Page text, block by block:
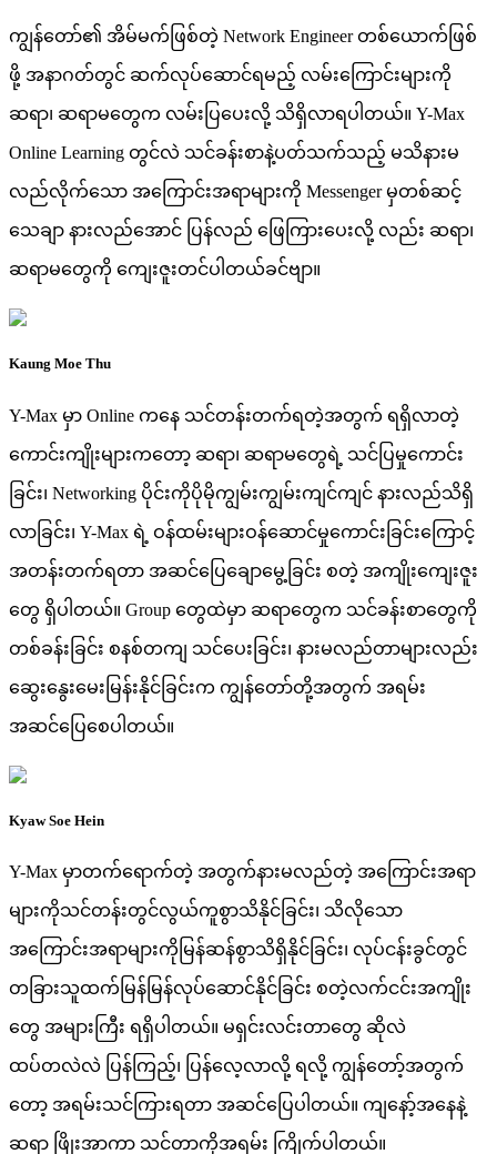
ကျွန်တော်၏ အိမ်မက်ဖြစ်တဲ့ Network Engineer တစ်ယောက်ဖြစ်
ဖို့ အနာဂတ်တွင် ဆက်လုပ်ဆောင်ရမည့် လမ်းကြောင်းများကို
ဆရာ၊ ဆရာမတွေက လမ်းပြပေးလို့ သိရှိလာရပါတယ်။ Y-Max
Online Learning တွင်လဲ သင်ခန်းစာနဲ့ပတ်သက်သည့် မသိနားမ
လည်လိုက်သော အကြောင်းအရာများကို Messenger မှတစ်ဆင့်
သေချာ နားလည်အောင် ပြန်လည် ဖြေကြားပေးလို့ လည်း ဆရာ၊
ဆရာမတွေကို ကျေးဇူးတင်ပါတယ်ခင်ဗျာ။
Kaung Moe Thu
Y-Max မှာ Online ကနေ သင်တန်းတက်ရတဲ့အတွက် ရရှိလာတဲ့
ကောင်းကျိုးများကတော့ ဆရာ၊ ဆရာမတွေရဲ့ သင်ပြမှုကောင်း
ခြင်း၊ Networking ပိုင်းကိုပိုမိုကျွမ်းကျွမ်းကျင်ကျင် နားလည်သိရှိ
လာခြင်း၊ Y-Max ရဲ့ ဝန်ထမ်းများဝန်ဆောင်မှုကောင်းခြင်းကြောင့်
အတန်းတက်ရတာ အဆင်ပြေချောမွေ့ခြင်း စတဲ့ အကျိုးကျေးဇူး
တွေ ရှိပါတယ်။ Group တွေထဲမှာ ဆရာတွေက သင်ခန်းစာတွေကို
တစ်ခန်းခြင်း စနစ်တကျ သင်ပေးခြင်း၊ နားမလည်တာများလည်း
ဆွေးနွေးမေးမြန်းနိုင်ခြင်းက ကျွန်တော်တို့အတွက် အရမ်း
အဆင်ပြေစေပါတယ်။
Kyaw Soe Hein
Y-Max မှာတက်ရောက်တဲ့ အတွက်နားမလည်တဲ့ အကြောင်းအရာ
များကိုသင်တန်းတွင်လွယ်ကူစွာသိနိုင်ခြင်း၊ သိလိုသော
အကြောင်းအရာများကိုမြန်ဆန်စွာသိရှိနိုင်ခြင်း၊ လုပ်ငန်းခွင်တွင်
တခြားသူထက်မြန်မြန်လုပ်ဆောင်နိုင်ခြင်း စတဲ့လက်ငင်းအကျိုး
တွေ အများကြီး ရရှိပါတယ်။ မရှင်းလင်းတာတွေ ဆိုလဲ
ထပ်တလဲလဲ ပြန်ကြည့်၊ ပြန်လေ့လာလို့ ရလို့ ကျွန်တော့်အတွက်
တော့ အရမ်းသင်ကြားရတာ အဆင်ပြေပါတယ်။ ကျနော့်အနေနဲ့
ဆရာ ဖြိုးအာကာ သင်တာကိုအရမ်း ကြိုက်ပါတယ်။